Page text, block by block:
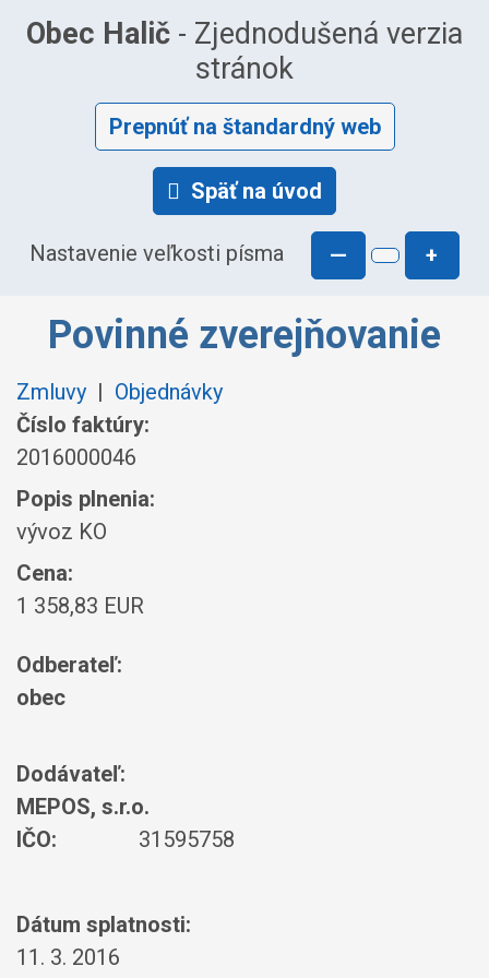
Obec Halič - Zjednodušená verzia
stránok
Prepnúť na štandardný web
Späť na úvod
Nastavenie veľkosti písma — +
Povinné zverejňovanie
Zmluvy | Objednávky
Číslo faktúry:
2016000046
Popis plnenia:
vývoz KO
Cena:
1 358,83 EUR
Odberateľ:
obec
Dodávateľ:
MEPOS, s.r.o.
IČO:
31595758
Dátum splatnosti:
11. 3. 2016